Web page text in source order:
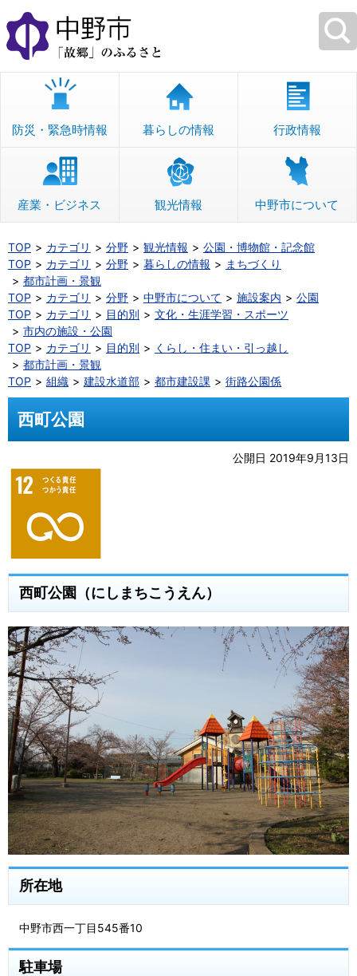
本
文
へ
移
防災・緊急時情報 暮らしの情報 行政情報
産業・ビジネス 観光情報 中野市について
TOP カテゴリ 分野 観光情報
公園・博物館・記念館
TOP
カテゴリ 分野 暮らしの情報
まちづくり
都市計画・景観
TOP
カテゴリ 分野 中野市について 施設案内
公園
TOP
カテゴリ 目的別
文化・生涯学習・スポーツ
市内の施設・公園
TOP
カテゴリ 目的別
くらし・住まい・引っ越し
都市計画・景観
TOP
組織 建設水道部 都市建設課 街路公園係
西町公園
公開日 2019年9月13日
西町公園（にしまちこうえん）
所在地
中野市西一丁目545番10
駐車場